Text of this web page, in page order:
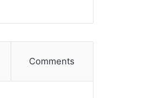
Comments